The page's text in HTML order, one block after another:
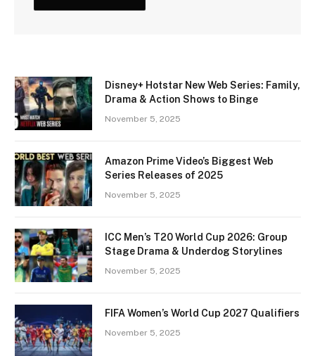
Disney+ Hotstar New Web Series: Family,
Drama & Action Shows to Binge
November 5, 2025
Amazon Prime Video’s Biggest Web
Series Releases of 2025
November 5, 2025
ICC Men’s T20 World Cup 2026: Group
Stage Drama & Underdog Storylines
November 5, 2025
FIFA Women’s World Cup 2027 Qualifiers
November 5, 2025